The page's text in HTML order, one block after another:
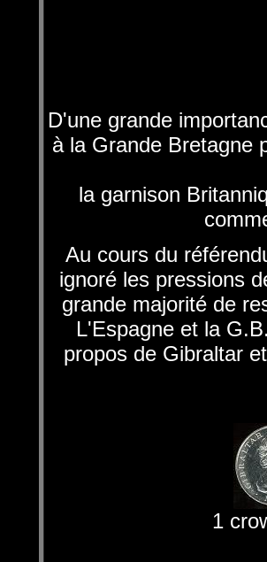
D'une grande
à la Grande Bretagne
la garnison
Au cours du
ignoré les pressions
grande majorité de
L'Espagne et la
propos de Gibraltar
1